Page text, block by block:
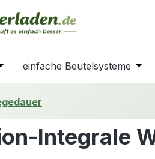
oder Schließe das
einfache Beutelsysteme
Integrale